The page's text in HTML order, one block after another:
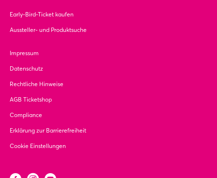
Early-Bird-Ticket kaufen
Aussteller- und Produktsuche
Impressum
Datenschutz
Rechtliche Hinweise
AGB Ticketshop
Compliance
Erklärung zur Barrierefreiheit
Cookie Einstellungen